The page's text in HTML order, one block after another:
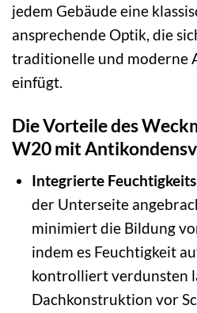
jedem Gebäude eine
ansprechende Optik, die
traditionelle und moderne
einfügt.
Die Vorteile des
W20 mit
Integrierte
der Unterseite
minimiert die Bildung
indem es Feuchtigkeit
kontrolliert verdunsten
Dachkonstruktion vor